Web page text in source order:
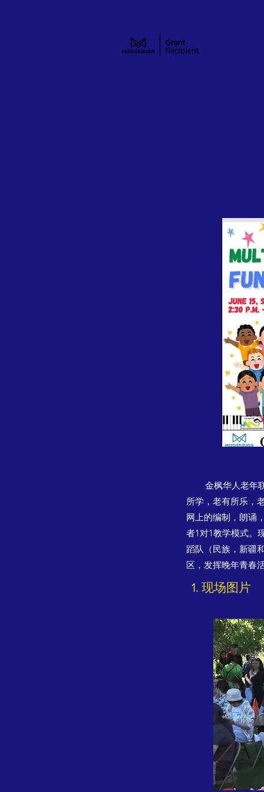
金枫华人老年联
所学，老有所乐，
网上的编制，朗诵
者1对1教学模式。
蹈队（民族，新疆
区，发挥晚年青春
现场图片